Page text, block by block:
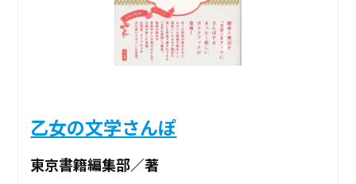
乙女の文学さんぽ
東京書籍編集部／著